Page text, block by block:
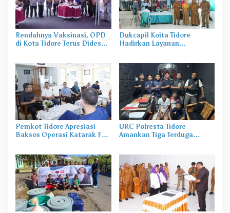
Rendahnya Vaksinasi, OPD
di Kota Tidore Terus Didesak
Dukcapil Koita Tidore
Hadirkan Layanan
Pemkot Tidore Apresiasi
Baksos Operasi Katarak FK-
URC Polresta Tidore
Amankan Tiga Terduga